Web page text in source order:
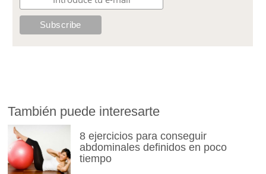
También puede interesarte
8 ejercicios para conseguir
abdominales definidos en poco
tiempo